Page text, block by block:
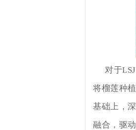
对于
将榴莲种
基础上，
融合，驱